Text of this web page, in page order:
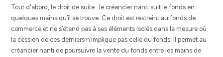
Tout d'abord, le droit de suite : le créancier nanti suit le fonds en
quelques mains qu’il se trouve. Ce droit est restreint au fonds de
commerce et ne s’étend pas à ses éléments isolés dans la mesure où
la cession de ces derniers n’implique pas celle du fonds. Il permet au
créancier nanti de poursuivre la vente du fonds entre les mains de